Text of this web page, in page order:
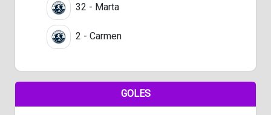
32 - Marta
2 - Carmen
GOLES